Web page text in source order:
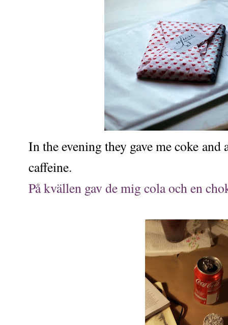
In the evening they gave me coke
caffeine.
På kvällen gav de mig cola och en